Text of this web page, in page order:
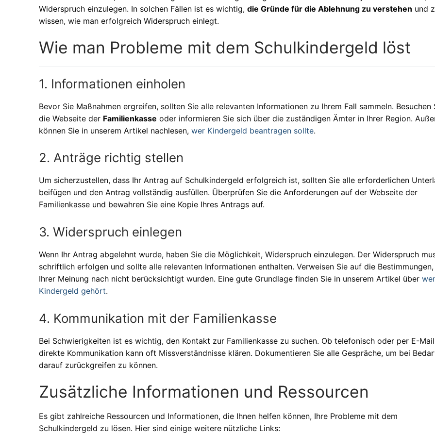
Widerspruch einzulegen. In solchen Fällen ist es wichtig, die Gründe für die Ablehnung zu verstehen und
wissen, wie man erfolgreich Widerspruch einlegt.
Wie man Probleme mit dem Schulkindergeld löst
1. Informationen einholen
Bevor Sie Maßnahmen ergreifen, sollten Sie alle relevanten Informationen zu Ihrem Fall sammeln. Besuchen
die Webseite der Familienkasse oder informieren Sie sich über die zuständigen Ämter in Ihrer Region.
können Sie in unserem Artikel nachlesen, wer Kindergeld beantragen sollte.
2. Anträge richtig stellen
Um sicherzustellen, dass Ihr Antrag auf Schulkindergeld erfolgreich ist, sollten Sie alle erforderlichen
beifügen und den Antrag vollständig ausfüllen. Überprüfen Sie die Anforderungen auf der Webseite der
Familienkasse und bewahren Sie eine Kopie Ihres Antrags auf.
3. Widerspruch einlegen
Wenn Ihr Antrag abgelehnt wurde, haben Sie die Möglichkeit, Widerspruch einzulegen. Der Widerspruch
schriftlich erfolgen und sollte alle relevanten Informationen enthalten. Verweisen Sie auf die
Ihrer Meinung nach nicht berücksichtigt wurden. Eine gute Grundlage finden Sie in unserem Artikel über
Kindergeld gehört.
4. Kommunikation mit der Familienkasse
Bei Schwierigkeiten ist es wichtig, den Kontakt zur Familienkasse zu suchen. Ob telefonisch oder per E-
direkte Kommunikation kann oft Missverständnisse klären. Dokumentieren Sie alle Gespräche, um bei
darauf zurückgreifen zu können.
Zusätzliche Informationen und Ressourcen
Es gibt zahlreiche Ressourcen und Informationen, die Ihnen helfen können, Ihre Probleme mit dem
Schulkindergeld zu lösen. Hier sind einige weitere nützliche Links: